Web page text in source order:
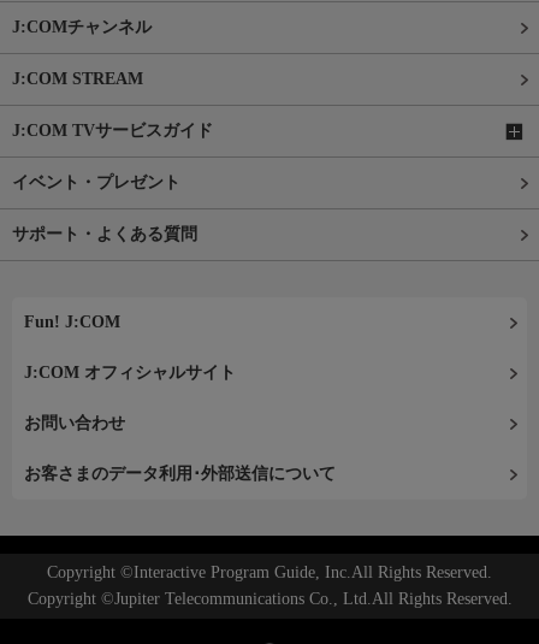
J:COMチャンネル
J:COM STREAM
J:COM TVサービスガイド
イベント・プレゼント
サポート・よくある質問
Fun! J:COM
J:COM オフィシャルサイト
お問い合わせ
お客さまのデータ利用･外部送信について
Copyright ©Interactive Program Guide, Inc.All Rights Reserved.
Copyright ©Jupiter Telecommunications Co., Ltd.All Rights Reserved.